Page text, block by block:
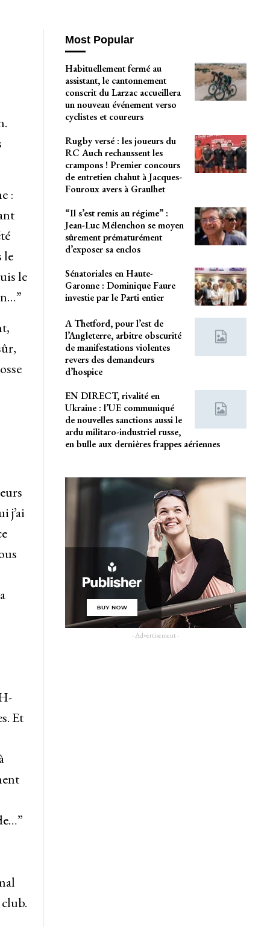
:
le
le
j’ai
Et
Most Popular
Habituellement fermé au
assistant, le cantonnement
conscrit du Larzac accueillera
un nouveau événement verso
cyclistes et coureurs
Rugby versé : les joueurs du
RC Auch rechaussent les
crampons ! Premier concours
de entretien chahut à Jacques-
Fouroux avers à Graulhet
“Il s’est remis au régime” :
Jean-Luc Mélenchon se moyen
sûrement prématurément
d’exposer sa enclos
Sénatoriales en Haute-
Garonne : Dominique Faure
investie par le Parti entier
A Thetford, pour l’est de
l’Angleterre, arbitre obscurité
de manifestations violentes
revers des demandeurs
d’hospice
EN DIRECT, rivalité en
Ukraine : l’UE communiqué
de nouvelles sanctions aussi le
ardu militaro-industriel russe,
en bulle aux dernières frappes aériennes
- Advertisement -